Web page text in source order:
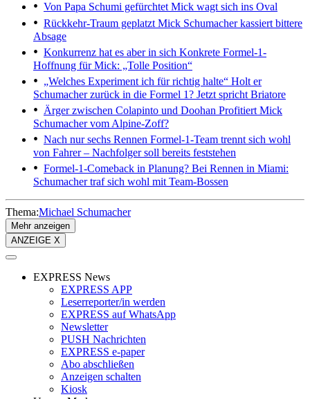
Von Papa Schumi gefürchtet Mick wagt sich ins Oval
Rückkehr-Traum geplatzt Mick Schumacher kassiert bittere
Absage
Konkurrenz hat es aber in sich Konkrete Formel-1-
Hoffnung für Mick: „Tolle Position“
„Welches Experiment ich für richtig halte“ Holt er
Schumacher zurück in die Formel 1? Jetzt spricht Briatore
Ärger zwischen Colapinto und Doohan Profitiert Mick
Schumacher vom Alpine-Zoff?
Nach nur sechs Rennen Formel-1-Team trennt sich wohl
von Fahrer – Nachfolger soll bereits feststehen
Formel-1-Comeback in Planung? Bei Rennen in Miami:
Schumacher traf sich wohl mit Team-Bossen
Thema:Michael Schumacher
Mehr anzeigen
ANZEIGE X
EXPRESS News
EXPRESS APP
Leserreporter/in werden
EXPRESS auf WhatsApp
Newsletter
PUSH Nachrichten
EXPRESS e-paper
Abo abschließen
Anzeigen schalten
Kiosk